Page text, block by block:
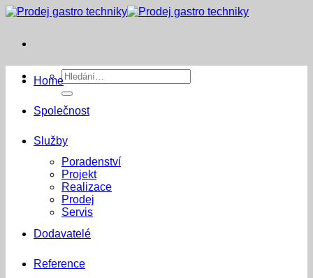
Přeskočit
Hledat:
Home
Společnost
Služby
Poradenství
Projekt
Realizace
Prodej
Servis
Dodavatelé
Reference